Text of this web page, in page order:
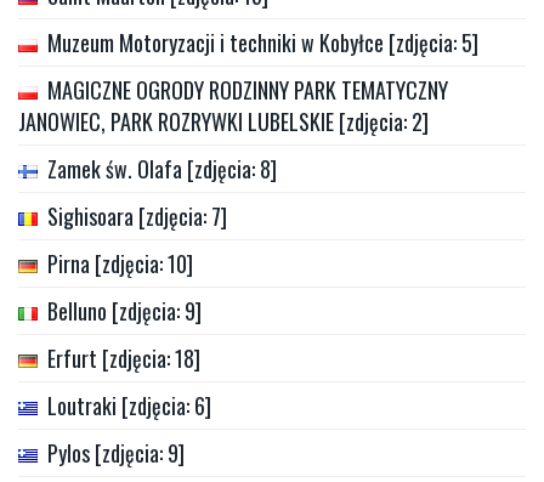
Muzeum Motoryzacji i techniki w Kobyłce [zdjęcia: 5]
MAGICZNE OGRODY RODZINNY PARK TEMATYCZNY
JANOWIEC, PARK ROZRYWKI LUBELSKIE [zdjęcia: 2]
Zamek św. Olafa [zdjęcia: 8]
Sighisoara [zdjęcia: 7]
Pirna [zdjęcia: 10]
Belluno [zdjęcia: 9]
Erfurt [zdjęcia: 18]
Loutraki [zdjęcia: 6]
Pylos [zdjęcia: 9]